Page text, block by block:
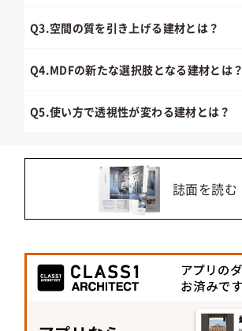
Q3.空間の質を引き上げる建材とは？
Q4.MDFの新たな選択肢となる建材とは？
Q5.使い方で透視性が変わる建材とは？
誌面を読む